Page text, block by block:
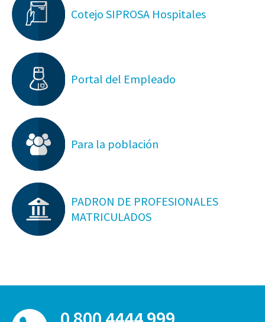
Cotejo SIPROSA Hospitales
Portal del Empleado
Para la población
PADRON DE PROFESIONALES
MATRICULADOS